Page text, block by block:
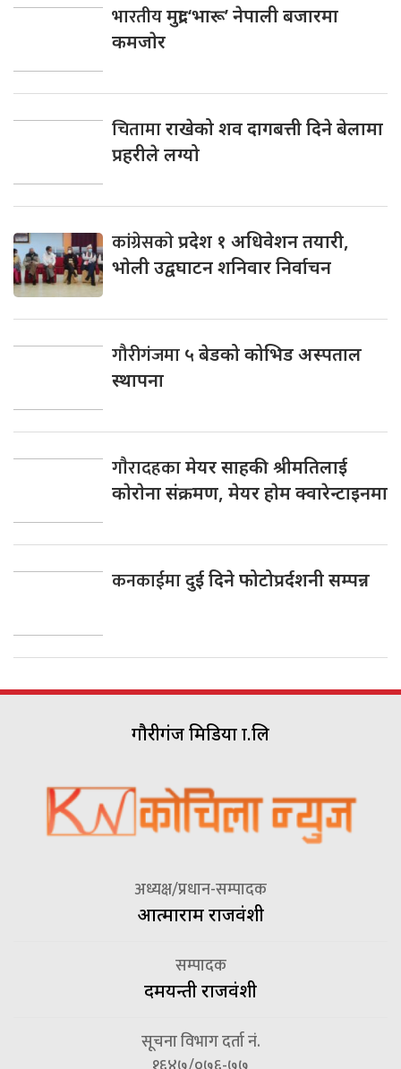
भारतीयमुद्रा ‘भारू’ नेपाली बजारमा
कमजाेर
चितामाराखेको शव दागबत्ती दिने बेलामा
प्रहरीले लग्यो
कांग्रेसकाेप्रदेश १ अधिवेशन तयारी,
भाेली उद्वघाटन शनिवार निर्वाचन
गौरीगंजमा ५ बेडको कोभिड अस्पताल
स्थापना
गाैरादहकामेयर साहकी श्रीमतिलाई
काेराेना संक्रमण, मेयर हाेम क्वारेन्टाइनमा
कनकाईमादुई दिने फोटोप्रर्दशनी सम्पन्न
गौरीगंज मिडिया प्रा.लि
अध्यक्ष/प्रधान-सम्पादक
आत्माराम राजवंशी
सम्पादक
दमयन्ती राजवंशी
सूचना विभाग दर्ता नं.